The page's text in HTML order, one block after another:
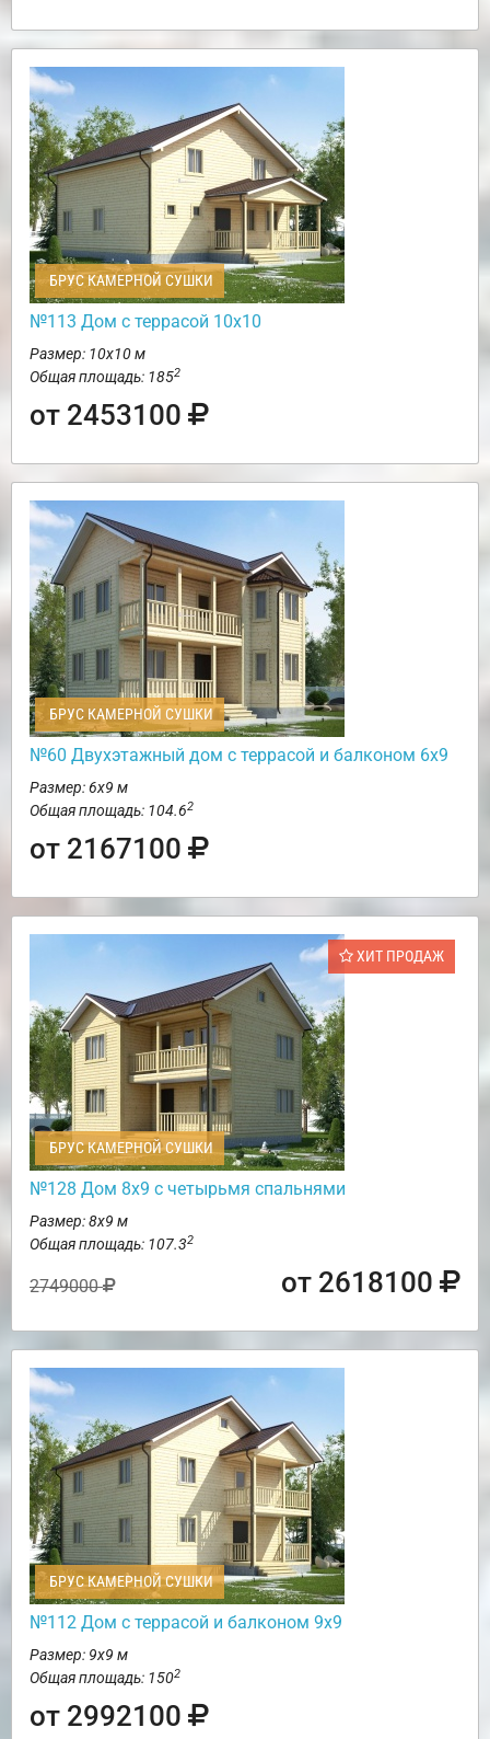
БРУС КАМЕРНОЙ СУШКИ
№113 Дом с террасой 10х10
Размер: 10х10 м
Общая площадь: 1852
от 2453100
БРУС КАМЕРНОЙ СУШКИ
№60 Двухэтажный дом с террасой и балконом 6х9
Размер: 6х9 м
Общая площадь: 104.62
от 2167100
ХИТ ПРОДАЖ
БРУС КАМЕРНОЙ СУШКИ
№128 Дом 8х9 с четырьмя спальнями
Размер: 8х9 м
Общая площадь: 107.32
2749000 от 2618100
БРУС КАМЕРНОЙ СУШКИ
№112 Дом с террасой и балконом 9х9
Размер: 9х9 м
Общая площадь: 1502
от 2992100